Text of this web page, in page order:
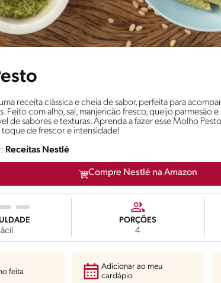
receita clássica e cheia de sabor, perfeita para
Feito com alho, sal, manjericão fresco, queijo parmesão
de sabores e texturas. Aprenda a fazer esse Molho
de frescor e intensidade!
Receitas Nestlé
Compre Nestlé na Amazon
PORÇÕES
4
feita
Adicionar ao meu
cardápio